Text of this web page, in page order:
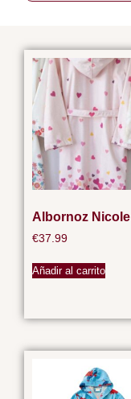
Albornoz Nicole
€37.99
Añadir al carrito